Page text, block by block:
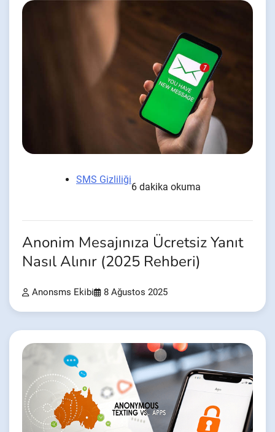
SMS Gizliliği
6 dakika okuma
Anonim Mesajınıza Ücretsiz Yanıt
Nasıl Alınır (2025 Rehberi)
Anonsms Ekibi 8 Ağustos 2025